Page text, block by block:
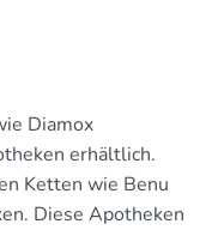
Diamox
erhältlich.
Ketten wie Benu
Diese Apotheken